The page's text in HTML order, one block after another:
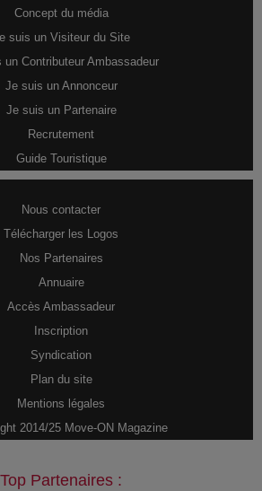
Concept du média
suis un Visiteur du Site
un Contributeur Ambassadeur
Je suis un Annonceur
Je suis un Partenaire
Recrutement
Guide Touristique
Nous contacter
Télécharger les Logos
Nos Partenaires
Annuaire
Accès Ambassadeur
Inscription
Syndication
Plan du site
Mentions légales
2014/25 Move-ON Magazine
Top Partenaires :